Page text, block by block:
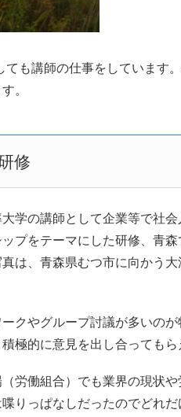
も講師の仕事をしています
。
修
学の講師として企業等で社
プをテーマにした研修、青
は、青森県むつ市に向かう
クやグループ討議が多いの
極的に意見を出し合ってもら
労働組合）でも業界の現状
りっぱなしだったのでどれ